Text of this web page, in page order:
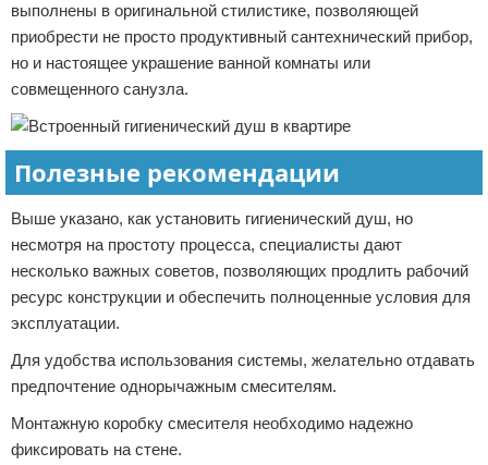
выполнены в оригинальной стилистике, позволяющей
приобрести не просто продуктивный сантехнический прибор,
но и настоящее украшение ванной комнаты или
совмещенного санузла.
Полезные рекомендации
Выше указано, как установить гигиенический душ, но
несмотря на простоту процесса, специалисты дают
несколько важных советов, позволяющих продлить рабочий
ресурс конструкции и обеспечить полноценные условия для
эксплуатации.
Для удобства использования системы, желательно отдавать
предпочтение однорычажным смесителям.
Монтажную коробку смесителя необходимо надежно
фиксировать на стене.